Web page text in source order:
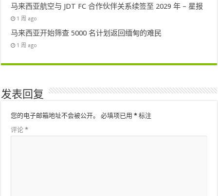
马来西亚航空与 JDT FC 合作伙伴关系续签至 2029 年 – 星报
1 周 ago
马来西亚开始筛查 5000 名计划返回缅甸的难民
1 周 ago
发表回复
您的电子邮箱地址不会被公开。 必填项已用* 标注
评论*